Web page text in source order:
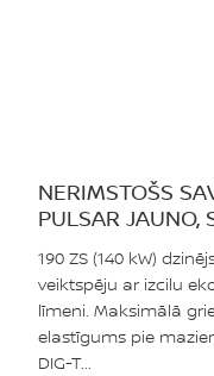
NERIMSTOŠS
PULSAR JAUNO,
DZINĒJU UN
190 ZS (140 kW)
veiktspēju ar izcilu
līmeni. Maksimālā
elastīgums pie
DIG-T...